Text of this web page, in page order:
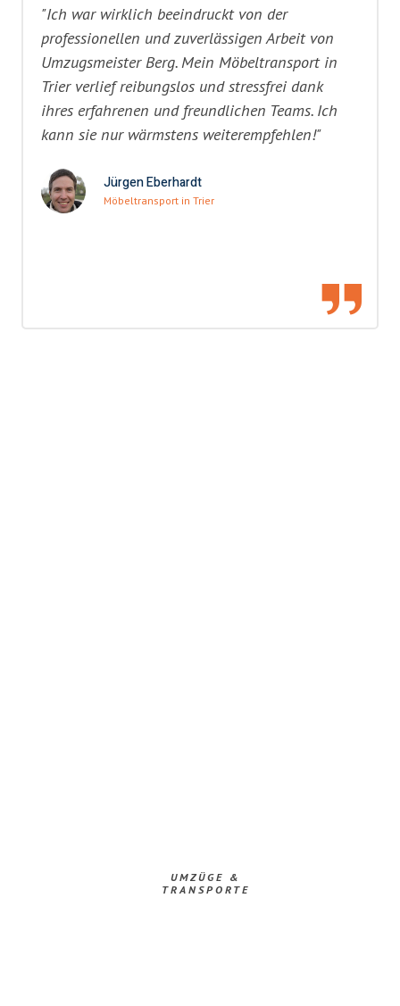
"Ich war wirklich beeindruckt von der
professionellen und zuverlässigen Arbeit von
Umzugsmeister Berg. Mein Möbeltransport in
Trier verlief reibungslos und stressfrei dank
ihres erfahrenen und freundlichen Teams. Ich
kann sie nur wärmstens weiterempfehlen!"
Jürgen Eberhardt
Möbeltransport in Trier
UMZÜGE &
TRANSPORTE